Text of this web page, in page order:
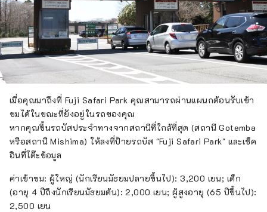
เมื่อคุณมาถึงที่ Fuji Safari Park คุณสามารถผ่านแผนกต้อนรับเข้า
ชมได้ในขณะที่ยังอยู่ในรถของคุณ
หากคุณขึ้นรถบัสประจำทางจากสถานีที่ใกล้ที่สุด (สถานี Gotemba
หรือสถานี Mishima) ให้ลงที่ป้ายรถบัส "Fuji Safari Park" และเช็ค
อินที่โต๊ะข้อมูล
ค่าเข้าชม: ผู้ใหญ่ (นักเรียนมัธยมปลายขึ้นไป): 3,200 เยน; เด็ก
(อายุ 4 ปีถึงนักเรียนมัธยมต้น): 2,000 เยน; ผู้สูงอายุ (65 ปีขึ้นไป):
2,500 เยน